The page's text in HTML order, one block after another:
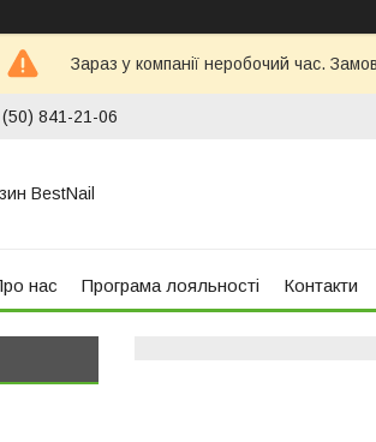
Зараз у компанії неробочий час.
841-21-06
BestNail
нас Програма лояльності Контакти